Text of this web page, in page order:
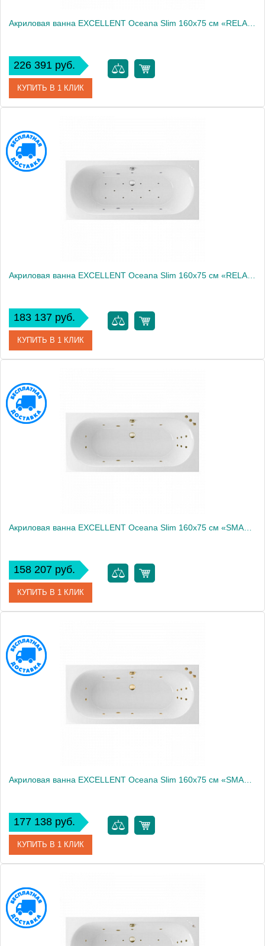
226 391 руб.
КУПИТЬ В 1 КЛИК
Артикул
Производитель
183 137 руб.
КУПИТЬ В 1 КЛИК
Артикул
Производитель
158 207 руб.
КУПИТЬ В 1 КЛИК
Артикул
Производитель
177 138 руб.
КУПИТЬ В 1 КЛИК
Артикул
Производитель